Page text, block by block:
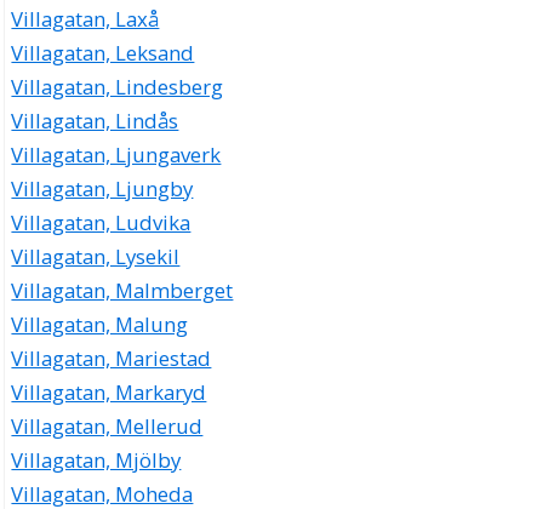
Villagatan, Laxå
Villagatan, Leksand
Villagatan, Lindesberg
Villagatan, Lindås
Villagatan, Ljungaverk
Villagatan, Ljungby
Villagatan, Ludvika
Villagatan, Lysekil
Villagatan, Malmberget
Villagatan, Malung
Villagatan, Mariestad
Villagatan, Markaryd
Villagatan, Mellerud
Villagatan, Mjölby
Villagatan, Moheda